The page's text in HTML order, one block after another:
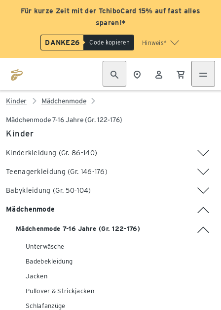
Für kurze Zeit mit der TchiboCard 15% auf fast alles
sparen!*
DANKE26 Code kopieren Hinweis*
Kinder Mädchenmode
Mädchenmode 7-16 Jahre (Gr. 122-176)
Kinder
Kinderkleidung (Gr. 86-140)
Teenagerkleidung (Gr. 146-176)
Babykleidung (Gr. 50-104)
Mädchenmode
Mädchenmode 7-16 Jahre (Gr. 122-176)
Unterwäsche
Badebekleidung
Jacken
Pullover & Strickjacken
Schlafanzüge